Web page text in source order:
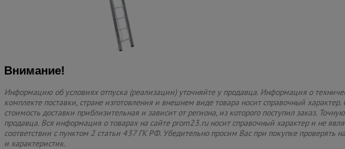
Внимание!
Информацию об условиях отпуска (реализации) уточняйте у продавца. Информация о
комплекте поставки, стране изготовления и внешнем виде товара носит справочный характер.
стоимость доставки приблизительная и зависит от региона, из которого поступил заказ.
продавца. Вся информация о товарах на сайте prom23.ru носит справочный характер и не
соответствии с пунктом 2 статьи 437 ГК РФ. Убедительно просим Вас при покупке
и характеристик.